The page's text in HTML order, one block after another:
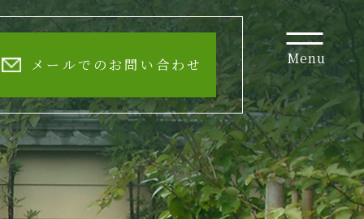
メールでのお問い合わせ Menu